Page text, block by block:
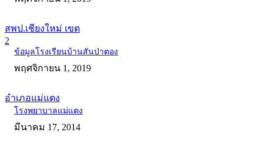
สพป.เชียงใหม่ เขต
2
ข้อมูลโรงเรียนบ้านสันป่าตอง
พฤศจิกายน 1, 2019
อำเภอแม่แตง
โรงพยาบาลแม่แตง
มีนาคม 17, 2014